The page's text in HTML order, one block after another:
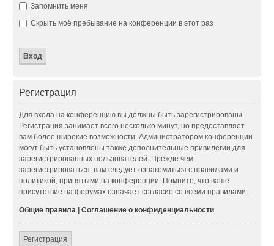
Запомнить меня
Скрыть моё пребывание на конференции в этот раз
Регистрация
Для входа на конференцию вы должны быть зарегистрированы.
Регистрация занимает всего несколько минут, но предоставляет
вам более широкие возможности. Администратором конференции
могут быть установлены также дополнительные привилегии для
зарегистрированных пользователей. Прежде чем
зарегистрироваться, вам следует ознакомиться с правилами и
политикой, принятыми на конференции. Помните, что ваше
присутствие на форумах означает согласие со всеми правилами.
Общие правила |Соглашение о конфиденциальности
Регистрация